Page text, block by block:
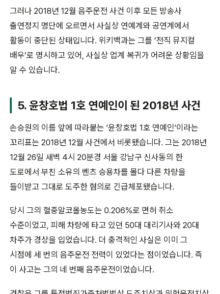
그러나 2018년 12월 음주운전 사건 이후 모든 방송사
출연정지 명단에 오르면서 사실상 연예계와 공연계에서
활동이 중단된 상태입니다. 위키백과는 그를 ‘전직 뮤지컬
배우’로 명시하고 있어, 사실상 업계 복귀가 어려운 상황임을
알 수 있습니다.
5. 윤창호법 1호 연예인이 된 2018년 사건
손승원의 이름 앞에 따라붙는 ‘윤창호법 1호 연예인’이라는
꼬리표는 2018년 12월 사건에서 비롯됐습니다. 그는 2018년
12월 26일 새벽 4시 20분경 서울 강남구 신사동의 한
도로에서 부친 소유의 벤츠 승용차를 몰다 다른 차량을
들이받고 그대로 도주한 혐의로 긴급체포됐습니다.
당시 그의 혈중알코올농도는 0.206%로 면허 취소
수준이었고, 피해 차량에 타고 있던 50대 대리기사와 20대
차주가 경상을 입었습니다. 더 충격적인 사실은 이미 그
시점에 세 번의 음주운전 전력이 있었다는 점이었습니다. 즉
이 사고는 그의 네 번째 음주운전이었습니다.